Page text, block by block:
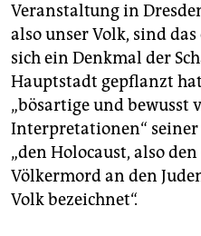
Veranstaltung in
also unser Volk, sind
sich ein Denkmal der
Hauptstadt gepflanzt
„bösartige und bewusst
Interpretationen“ seiner
„den Holocaust, also
Völkermord an den
Volk bezeichnet“.